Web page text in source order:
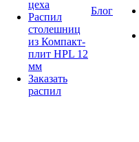
цеха
Распил
столешниц
из Компакт-
плит HPL 12
мм
Заказать
распил
Блог